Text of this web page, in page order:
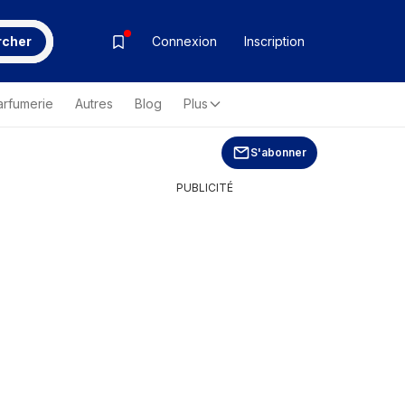
Connexion Inscription
Autres Blog Plus
S'abonner
PUBLICITÉ